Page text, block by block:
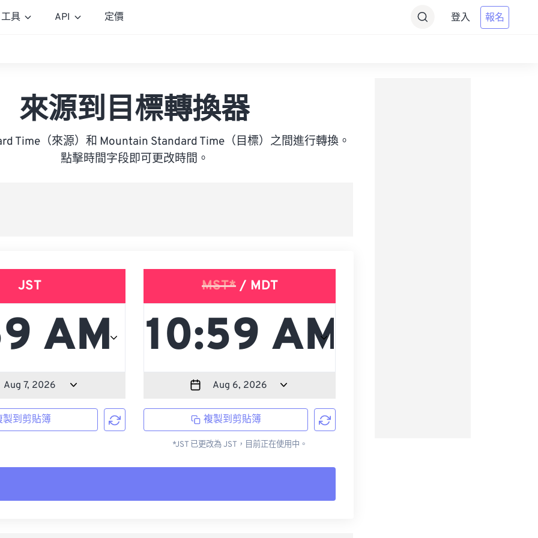
工具 API 定價 登入 報名
來源到目標轉換器
Time（來源）和 Mountain Standard Time（目標）之間進行轉換。
點擊時間字段即可更改時間。
JST
製到剪貼簿
MST*/ MDT
複製到剪貼簿
*JST 已更改為 JST，目前正在使用中。